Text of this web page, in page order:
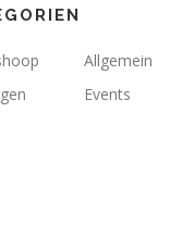
Allgemein
Events